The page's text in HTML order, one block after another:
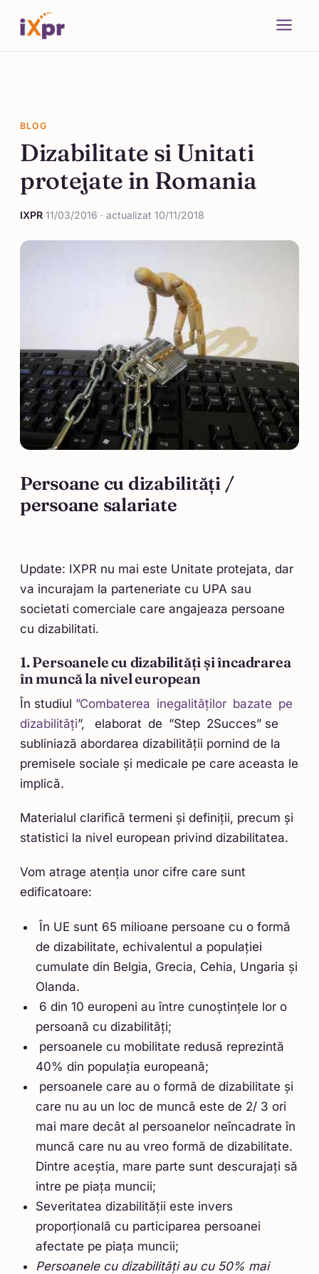
BLOG
Dizabilitate si Unitati
protejate in Romania
IXPR 11/03/2016 · actualizat 10/11/2018
Persoane cu dizabilități /
persoane salariate
Update: IXPR nu mai este Unitate protejata, dar
va incurajam la parteneriate cu UPA sau
societati comerciale care angajeaza persoane
cu dizabilitati.
1. Persoanele cu dizabilități și încadrarea
în muncă la nivel european
În studiul ”Combaterea inegalităților bazate pe
dizabilități”, elaborat de ”Step 2Succes” se
subliniază abordarea dizabilității pornind de la
premisele sociale și medicale pe care aceasta le
implică.
Materialul clarifică termeni și definiții, precum și
statistici la nivel european privind dizabilitatea.
Vom atrage atenția unor cifre care sunt
edificatoare:
În UE sunt 65 milioane persoane cu o formă
de dizabilitate, echivalentul a populației
cumulate din Belgia, Grecia, Cehia, Ungaria și
Olanda.
6 din 10 europeni au între cunoștințele lor o
persoană cu dizabilități;
persoanele cu mobilitate redusă reprezintă
40% din populația europeană;
persoanele care au o formă de dizabilitate și
care nu au un loc de muncă este de 2/ 3 ori
mai mare decât al persoanelor neîncadrate în
muncă care nu au vreo formă de dizabilitate.
Dintre aceștia, mare parte sunt descurajați să
intre pe piața muncii;
Severitatea dizabilității este invers
proporțională cu participarea persoanei
afectate pe piața muncii;
Persoanele cu dizabilități au cu 50% mai